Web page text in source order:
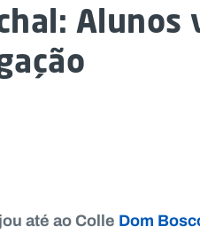
Alunos
até ao Colle Dom